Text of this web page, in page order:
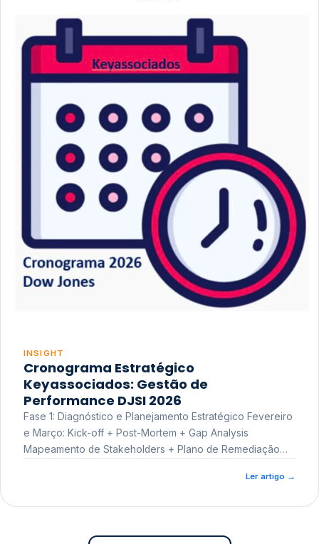
INSIGHT
Cronograma Estratégico
Keyassociados: Gestão de
Performance DJSI 2026
Fase 1: Diagnóstico e Planejamento Estratégico Fevereiro
e Março: Kick-off + Post-Mortem + Gap Analysis
Mapeamento de Stakeholders + Plano de Remediação
Ler artigo →